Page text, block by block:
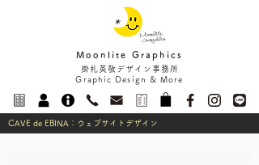
Moonlite Graphics
掛札英敬デザイン事務所
Graphic Design & More
CAVE de EBINA：ウェブサイトデザイン